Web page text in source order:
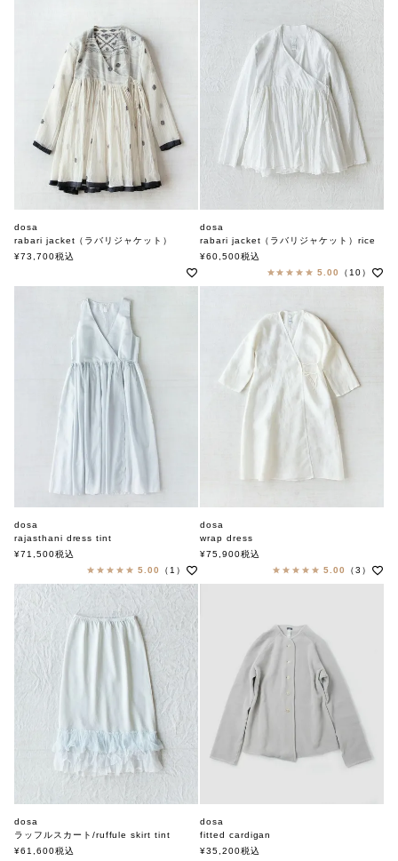
dosa
rabari jacket（ラバリジャケット）
ドーサ
¥73,700税込
dosa
rabari jacket（ラバリジャケット）rice
ドーサ
¥60,500税込
5.00
（10）
dosa
rajasthani dress tint
ドーサ
¥71,500税込
5.00
（1）
dosa
wrap dress
ドーサ
¥75,900税込
5.00
（3）
dosa
ラッフルスカート/ruffule skirt tint
ドーサ
¥61,600税込
dosa
fitted cardigan
ドーサ
¥35,200税込